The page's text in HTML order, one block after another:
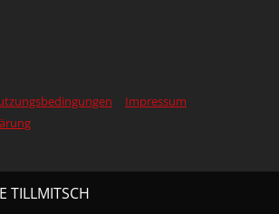
Impressum
TILLMITSCH